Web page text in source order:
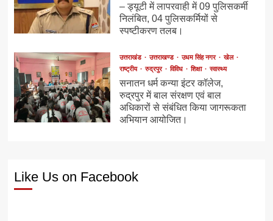
– ड्यूटी में लापरवाही में 09 पुलिसकर्मी
निलंबित, 04 पुलिसकर्मियों से
स्पष्टीकरण तलब।
उत्तराखंड उत्तराखण्ड उधम सिंह नगर
खेल
राष्ट्रीय
रुद्रपुर विविध शिक्षा स्वास्थ्य
सनातन धर्म कन्या इंटर कॉलेज,
रुद्रपुर में बाल संरक्षण एवं बाल
अधिकारों से संबंधित किया जागरूकता
अभियान आयोजित।
Like Us on Facebook